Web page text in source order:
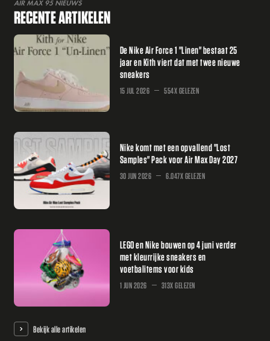
AIR MAX 95 NIEUWS
RECENTE ARTIKELEN
De Nike Air Force 1 "Linen" bestaat 25
jaar en Kith viert dat met twee nieuwe
sneakers
15 JUL 2026 554X GELEZEN
Nike komt met een opvallend "Lost
Samples" Pack voor Air Max Day 2027
30 JUN 2026 6.047X GELEZEN
LEGO en Nike bouwen op 4 juni verder
met kleurrijke sneakers en
voetbalitems voor kids
1 JUN 2026 313X GELEZEN
Bekijk alle artikelen